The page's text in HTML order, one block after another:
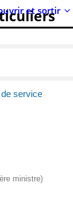
et sortir
service
ministre)